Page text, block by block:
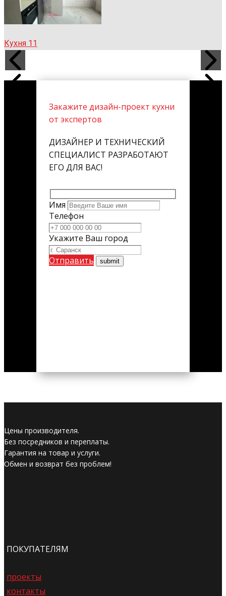
Кухня 11
Закажите дизайн-проект кухни
от экспертов
ДИЗАЙНЕР И ТЕХНИЧЕСКИЙ
СПЕЦИАЛИСТ РАЗРАБОТАЮТ
ЕГО ДЛЯ ВАС!
Имя
Телефон
Укажите Ваш город
Отправить
Цены производителя.
Без посредников и переплаты.
Гарантия на товар и услуги.
Обмен и возврат без проблем!
ПОКУПАТЕЛЯМ
проекты
контакты